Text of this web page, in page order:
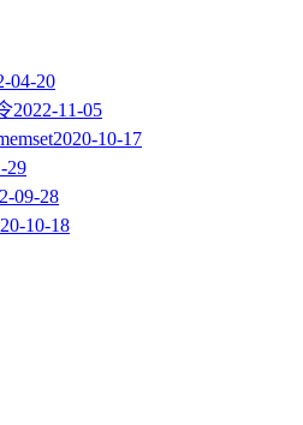
04-20
2022-11-05
2020-10-17
29
09-28
10-18